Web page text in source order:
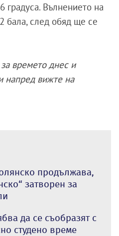
градуса. Вълнението на
бала, след обяд ще се
времето днес и
напред вижте на
продължава,
затворен за
да се съобразят с
студено време